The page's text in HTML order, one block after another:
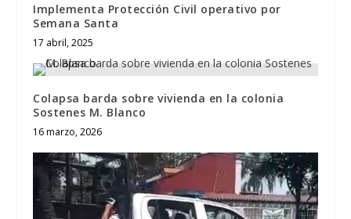
Implementa Protección Civil operativo por
Semana Santa
17 abril, 2025
Colapsa barda sobre vivienda en la colonia
Sostenes M. Blanco
16 marzo, 2026